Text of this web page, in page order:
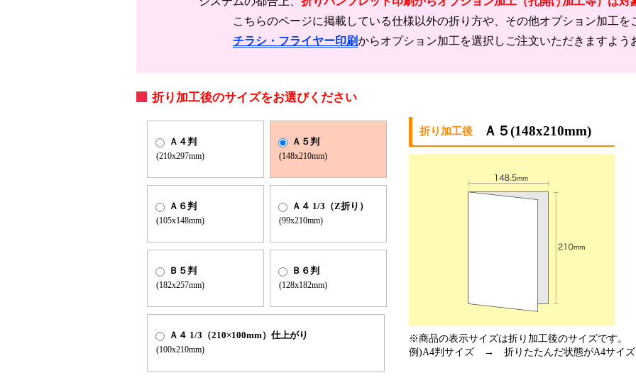
こちらのページに掲載している仕様以外の折り方や、その他オプション加工を
チラシ・フライヤー印刷からオプション加工を選択しご注文いただきますよう
折り加工後のサイズをお選びください
Ａ４判
(210x297mm)
Ａ５判
(148x210mm)
Ａ６判
(105x148mm)
Ａ４ 1/3（Z折り）
(99x210mm)
Ｂ５判
(182x257mm)
Ｂ６判
(128x182mm)
Ａ４ 1/3（210×100mm）仕上がり
(100x210mm)
Ａ５(148x210mm)
※商品の表示サイズは折り加工後のサイズです。
例)A4判サイズ → 折りたたんだ状態がA4サイ